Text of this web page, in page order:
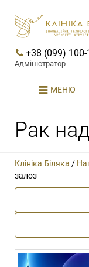
+38 (099) 100-
Адміністратор
МЕНЮ
Рак
Клініка Біляка /
залоз